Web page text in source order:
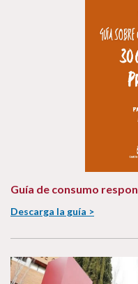
Guía de consumo
Descarga la guía >